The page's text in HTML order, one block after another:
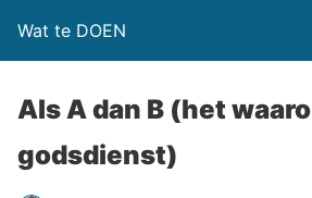
Wat te DOEN
Als A dan B (het
godsdienst)